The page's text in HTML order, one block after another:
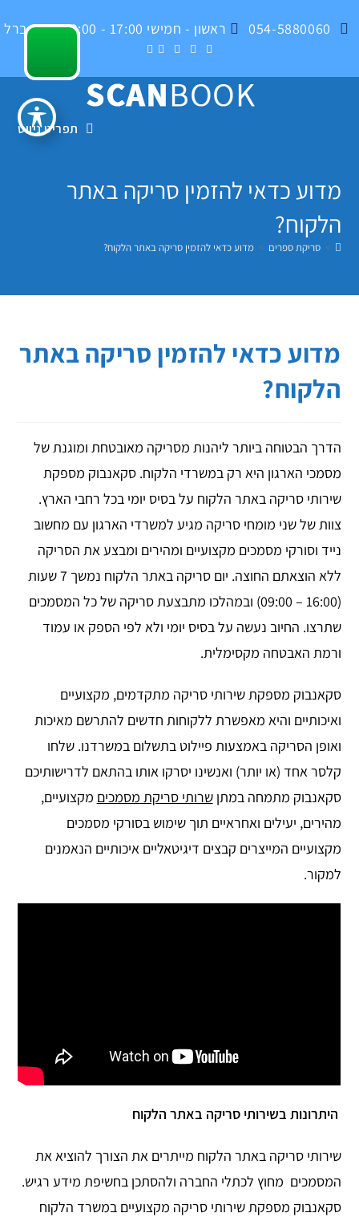
054-5880060 ראשון - חמישי 17:00 - 09:00 , בית ברל
תפריט ניווט
מדוע כדאי להזמין סריקה באתר
הלקוח?
> סריקת ספרים > מדוע כדאי להזמין סריקה באתר הלקוח?
מדוע כדאי להזמין סריקה באתר
הלקוח?
הדרך הבטוחה ביותר ליהנות מסריקה מאובטחת ומוגנת של
מסמכי הארגון היא רק במשרדי הלקוח. סקאנבוק מספקת
שירותי סריקה באתר הלקוח על בסיס יומי בכל רחבי הארץ.
צוות של שני מומחי סריקה מגיע למשרדי הארגון עם מחשוב
נייד וסורקי מסמכים מקצועיים ומהירים ומבצע את הסריקה
ללא הוצאתם החוצה. יום סריקה באתר הלקוח נמשך 7 שעות
(16:00 – 09:00) ובמהלכו מתבצעת סריקה של כל המסמכים
שתרצו. החיוב נעשה על בסיס יומי ולא לפי הספק או עמוד
ורמת האבטחה מקסימלית.
סקאנבוק מספקת שירותי סריקה מתקדמים, מקצועיים
ואיכותיים והיא מאפשרת ללקוחות חדשים להתרשם מאיכות
ואופן הסריקה באמצעות פיילוט בתשלום במשרדנו. שלחו
קלסר אחד (או יותר) ואנשינו יסרקו אותו בהתאם לדרישותיכם
סקאנבוק מתמחה במתןשרותי סריקת מסמכים מקצועיים,
מהירים, יעילים ואחראיים תוך שימוש בסורקי מסמכים
מקצועיים המייצרים קבצים דיגיטאליים איכותיים הנאמנים
למקור.
היתרונות בשירותי סריקה באתר הלקוח
שירותי סריקה באתר הלקוח מייתרים את הצורך להוציא את
המסמכים מחוץ לכתלי החברה ולהסתכן בחשיפת מידע רגיש.
סקאנבוק מספקת שירותי סריקה מקצועיים במשרד הלקוח